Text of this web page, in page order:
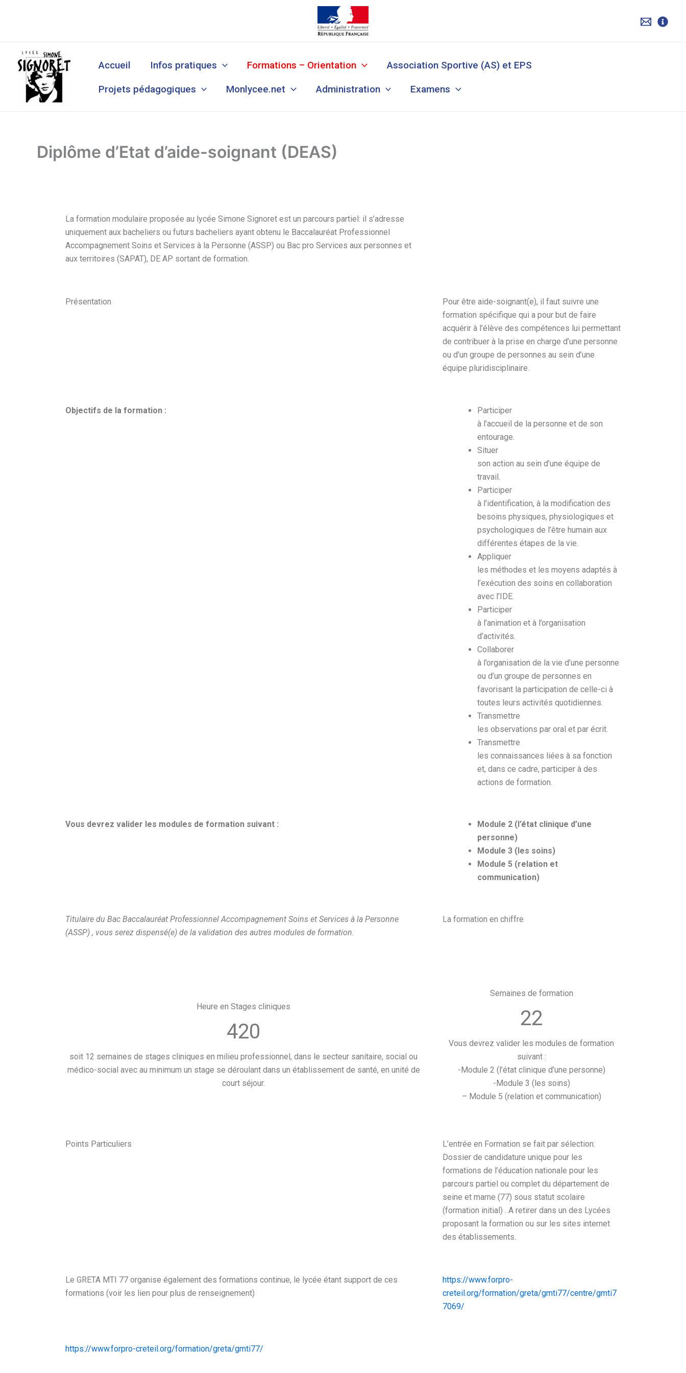
Accueil Infos pratiques Formations – Orientation Association Sportive (AS) et EPS
Projets pédagogiques Monlycee.net Administration Examens
Diplôme d’Etat d’aide-soignant (DEAS)
La formation modulaire proposée au lycée Simone Signoret est un parcours partiel: il s’adresse
uniquement aux bacheliers ou futurs bacheliers ayant obtenu le Baccalauréat Professionnel
Accompagnement Soins et Services à la Personne (ASSP) ou Bac pro Services aux personnes et
aux territoires (SAPAT), DE AP sortant de formation.
Présentation
Pour être aide-soignant(e), il faut suivre une
formation spécifique qui a pour but de faire
acquérir à l’élève des compétences lui permettant
de contribuer à la prise en charge d’une personne
ou d’un groupe de personnes au sein d’une
équipe pluridisciplinaire.
Objectifs de la formation :
Participer
à l’accueil de la personne et de son
entourage.
Situer
son action au sein d’une équipe de
travail.
Participer
à l’identification, à la modification des
besoins physiques, physiologiques et
psychologiques de l’être humain aux
différentes étapes de la vie.
Appliquer
les méthodes et les moyens adaptés à
l’exécution des soins en collaboration
avec l’IDE.
Participer
à l’animation et à l’organisation
d’activités.
Collaborer
à l’organisation de la vie d’une personne
ou d’un groupe de personnes en
favorisant la participation de celle-ci à
toutes leurs activités quotidiennes.
Transmettre
les observations par oral et par écrit.
Transmettre
les connaissances liées à sa fonction
et, dans ce cadre, participer à des
actions de formation.
Vous devrez valider les modules de formation suivant :
Module 2 (l’état clinique d’une
personne)
Module 3 (les soins)
Module 5 (relation et
communication)
Titulaire du Bac Baccalauréat Professionnel Accompagnement Soins et Services à la Personne
(ASSP) , vous serez dispensé(e) de la validation des autres modules de formation.
La formation en chiffre
Heure en Stages cliniques
420
soit 12 semaines de stages cliniques en milieu professionnel, dans le secteur sanitaire, social ou
médico-social avec au minimum un stage se déroulant dans un établissement de santé, en unité de
court séjour.
Semaines de formation
22
Vous devrez valider les modules de formation
suivant :
-Module 2 (l’état clinique d’une personne)
-Module 3 (les soins)
– Module 5 (relation et communication)
Points Particuliers
L’entrée en Formation se fait par sélection:
Dossier de candidature unique pour les
formations de l’éducation nationale pour les
parcours partiel ou complet du département de
seine et marne (77) sous statut scolaire
(formation initial) . A retirer dans un des Lycées
proposant la formation ou sur les sites internet
des établissements.
Le GRETA MTI 77 organise également des formations continue, le lycée étant support de ces
formations (voir les lien pour plus de renseignement)
https://www.forpro-
creteil.org/formation/greta/gmti77/centre/gmti7
7069/
https://www.forpro-creteil.org/formation/greta/gmti77/